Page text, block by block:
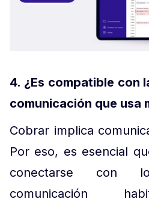
4. ¿Es compatible con
comunicación que usa
Cobrar implica
Por eso, es esencial
conectarse con
comunicación